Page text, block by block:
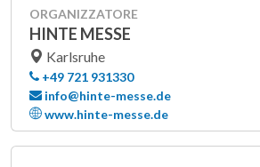
ORGANIZZATORE
HINTE MESSE
Karlsruhe
+49 721 931330
info@hinte-messe.de
www.hinte-messe.de